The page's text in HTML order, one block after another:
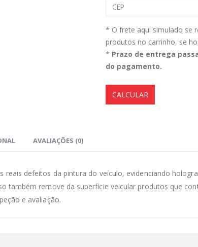
* O frete aqui simulado se
produtos no carrinho, se
* Prazo de entrega
do pagamento.
CALCULAR
AVALIAÇÕES (0)
reais defeitos da pintura do veículo, evidenciando
também remove da superfície veicular produtos que
e avaliação.
Selador Cerâmico Sonax Xtreme Ceramic Spray + Seal (750ml)
0out of 5
R$234,99